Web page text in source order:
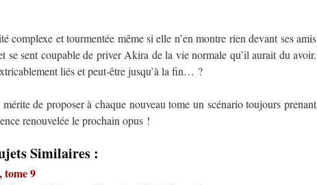
complexe et tourmentée même si elle n’en montre rien devant ses amis
se sent coupable de priver Akira de la vie normale qu’il aurait du avoir.
liés et peut-être jusqu’à la fin… ?
de proposer à chaque nouveau tome un scénario toujours prenant
renouvelée le prochain opus !
Similaires :
9